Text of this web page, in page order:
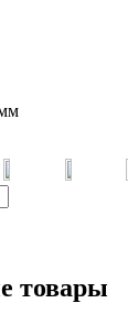
товары